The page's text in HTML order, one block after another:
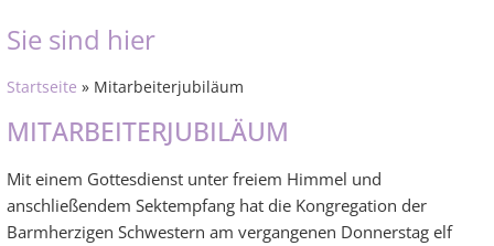
Sie sind hier
Startseite » Mitarbeiterjubiläum
MITARBEITERJUBILÄUM
Mit einem Gottesdienst unter freiem Himmel und
anschließendem Sektempfang hat die Kongregation der
Barmherzigen Schwestern am vergangenen Donnerstag elf